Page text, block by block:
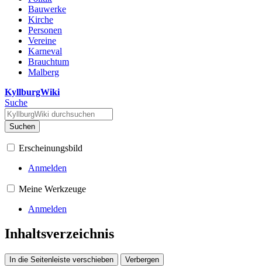
Bauwerke
Kirche
Personen
Vereine
Karneval
Brauchtum
Malberg
KyllburgWiki
Suche
Suchen
Erscheinungsbild
Anmelden
Meine Werkzeuge
Anmelden
Inhaltsverzeichnis
In die Seitenleiste verschieben Verbergen